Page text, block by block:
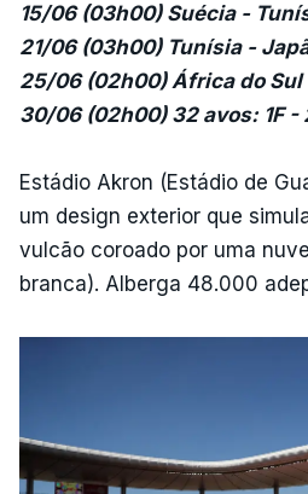
15/06 (03h00) Suécia -
21/06 (03h00) Tunísia -
25/06 (02h00) África do Sul
30/06 (02h00) 32 avos: 1F -
Estádio Akron (Estádio de
um design exterior que
vulcão coroado por uma
branca). Alberga 48.000